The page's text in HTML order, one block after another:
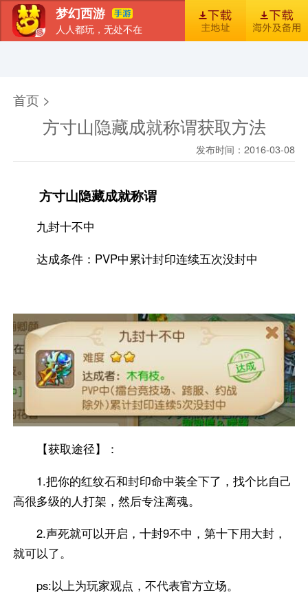
梦幻西游
人人都玩，无处不在
首页 >
方寸山隐藏成就称谓获取方法
发布时间：2016-03-08
方寸山隐藏成就称谓
九封十不中
达成条件：PVP中累计封印连续五次没封中
【获取途径】：
1.把你的红纹石和封印命中装全下了，找个比自己
高很多级的人打架，然后专注离魂。
2.声死就可以开启，十封9不中，第十下用大封，
就可以了。
ps:以上为玩家观点，不代表官方立场。